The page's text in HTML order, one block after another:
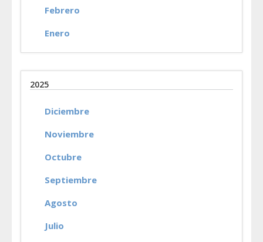
Febrero
Enero
2025
Diciembre
Noviembre
Octubre
Septiembre
Agosto
Julio